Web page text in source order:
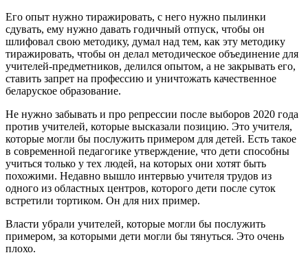
Его опыт нужно тиражировать, с него нужно пылинки
сдувать, ему нужно давать годичный отпуск, чтобы он
шлифовал свою методику, думал над тем, как эту методику
тиражировать, чтобы он делал методическое объединение для
учителей-предметников, делился опытом, а не закрывать его,
ставить запрет на профессию и уничтожать качественное
беларуское образование.
Не нужно забывать и про репрессии после выборов 2020 года
против учителей, которые высказали позицию. Это учителя,
которые могли бы послужить примером для детей. Есть такое
в современной педагогике утверждение, что дети способны
учиться только у тех людей, на которых они хотят быть
похожими. Недавно вышло интервью учителя трудов из
одного из областных центров, которого дети после суток
встретили тортиком. Он для них пример.
Власти убрали учителей, которые могли бы послужить
примером, за которыми дети могли бы тянуться. Это очень
плохо.